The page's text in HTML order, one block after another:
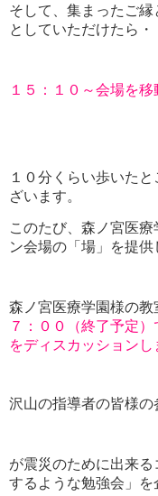
そして、集まったご縁
としていただけたら・
１５：１０～会場を移
１０分くらい歩いた
ざいます。
このたび、森ノ宮医
ン会場の「場」を提供
森ノ宮医療学園様の教
７：００（終了予定
をディスカッションし
沢山の指導者の皆様の
が震災のために出来
するような勉強会」